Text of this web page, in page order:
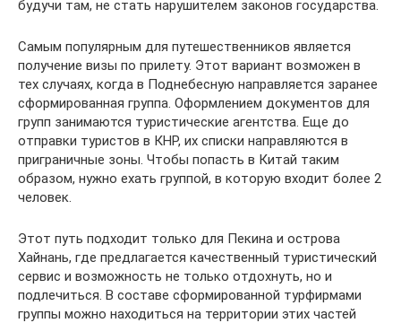
будучи там, не стать нарушителем законов государства.
Самым популярным для путешественников является
получение визы по прилету. Этот вариант возможен в
тех случаях, когда в Поднебесную направляется заранее
сформированная группа. Оформлением документов для
групп занимаются туристические агентства. Еще до
отправки туристов в КНР, их списки направляются в
приграничные зоны. Чтобы попасть в Китай таким
образом, нужно ехать группой, в которую входит более 2
человек.
Этот путь подходит только для Пекина и острова
Хайнань, где предлагается качественный туристический
сервис и возможность не только отдохнуть, но и
подлечиться. В составе сформированной турфирмами
группы можно находиться на территории этих частей